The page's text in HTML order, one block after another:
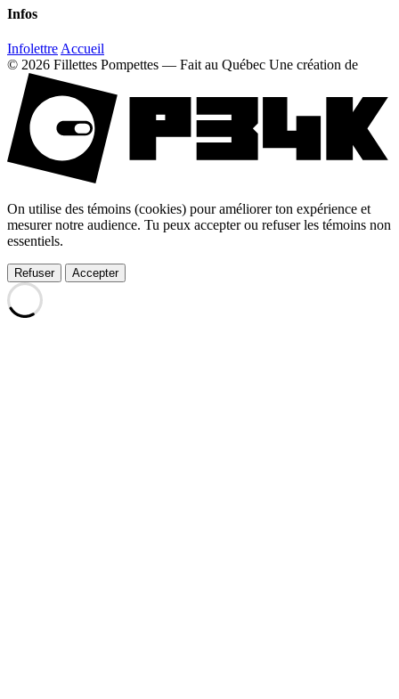
Infos
Infolettre Accueil
© 2026 Fillettes Pompettes — Fait au Québec Une création de
On utilise des témoins (cookies) pour améliorer ton expérience et
mesurer notre audience. Tu peux accepter ou refuser les témoins non
essentiels.
Refuser Accepter